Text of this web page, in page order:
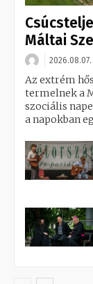
Máltai
2026.08.07.
Az extrém
termelnek a
szociális
a napokban